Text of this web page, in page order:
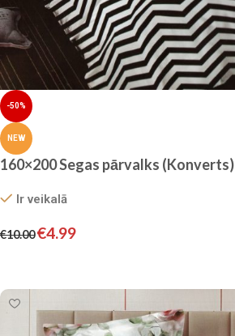
-50%
NEW
160×200 Segas pārvalks (Konverts)
Ir veikalā
€10.00€4.99